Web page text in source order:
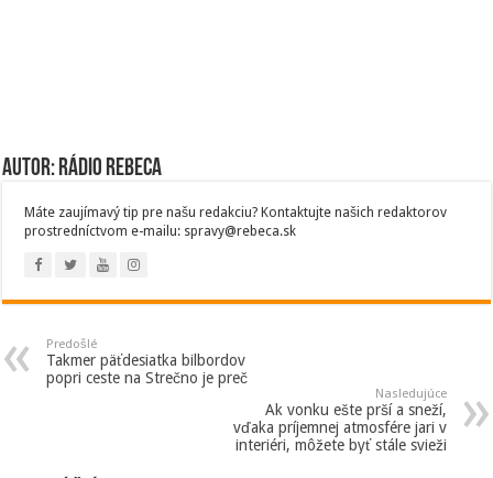
Autor: Rádio Rebeca
Máte zaujímavý tip pre našu redakciu? Kontaktujte našich redaktorov
prostredníctvom e-mailu: spravy@rebeca.sk
Predošlé
Takmer päťdesiatka bilbordov
popri ceste na Strečno je preč
Nasledujúce
Ak vonku ešte prší a sneží,
vďaka príjemnej atmosfére jari v
interiéri, môžete byť stále svieži